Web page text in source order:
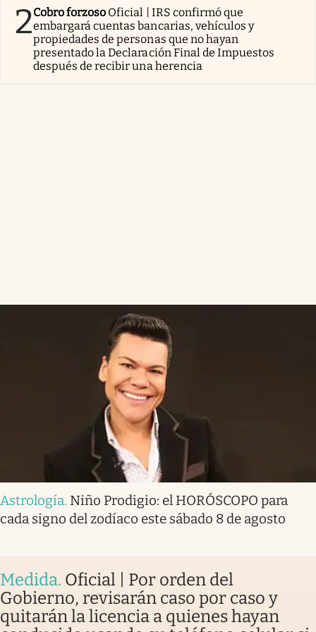
2Cobro forzoso Oficial | IRS confirmó que
embargará cuentas bancarias, vehículos y
propiedades de personas que no hayan
presentado la Declaración Final de Impuestos
después de recibir una herencia
Astrología. Niño Prodigio: el HORÓSCOPO para
cada signo del zodíaco este sábado 8 de agosto
Medida. Oficial | Por orden del
Gobierno, revisarán caso por caso y
quitarán la licencia a quienes hayan